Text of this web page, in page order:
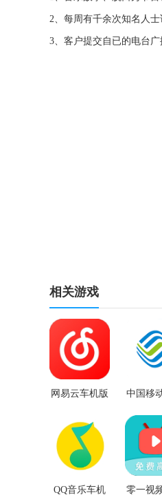
2、每周有千余次知名人
3、客户提交自已的电台
相关游戏
网易云车机版 中国移
2024
QQ音乐车机 零一视